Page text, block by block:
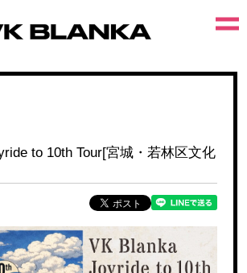
to 10th Tour[宮城・若林区文化